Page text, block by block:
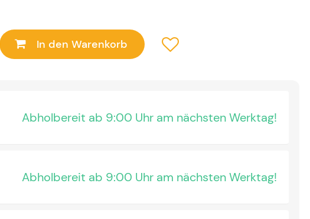
In den Warenkorb
Abholbereit ab 9:00 Uhr am nächsten Werktag!
Abholbereit ab 9:00 Uhr am nächsten Werktag!